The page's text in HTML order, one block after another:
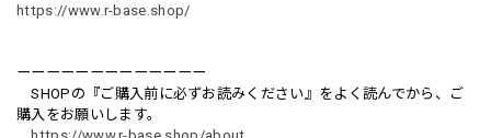
https://www.r-base.shop/
ーーーーーーーーーーーーー
SHOPの『ご購入前に必ずお読みください』をよく読んでから、ご
購入をお願いします。